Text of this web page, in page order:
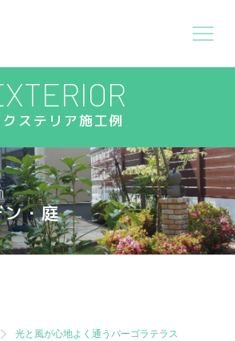
クステリア施工例
・庭
光と風が心地よく通うパーゴラテラス